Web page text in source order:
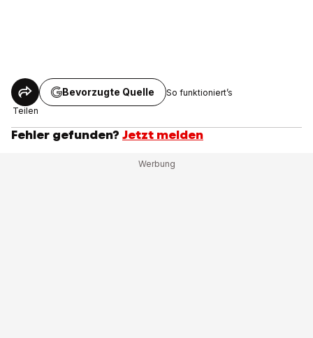
Teilen
Bevorzugte Quelle So funktioniert’s
Fehler gefunden? Jetzt melden